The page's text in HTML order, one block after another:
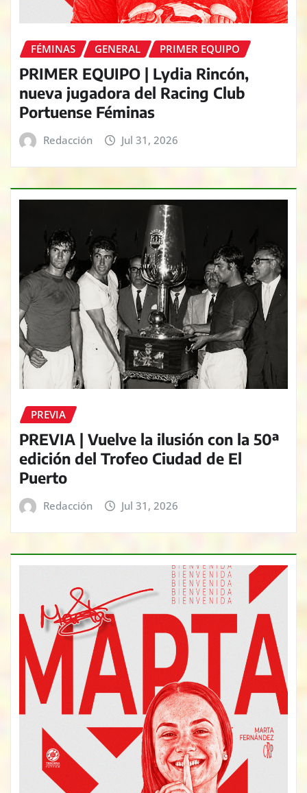
FÉMINAS GENERAL PRIMER EQUIPO
PRIMER EQUIPO | Lydia Rincón,
nueva jugadora del Racing Club
Portuense Féminas
Redacción Jul 31, 2026
PREVIA
PREVIA | Vuelve la ilusión con la 50ª
edición del Trofeo Ciudad de El
Puerto
Redacción Jul 31, 2026